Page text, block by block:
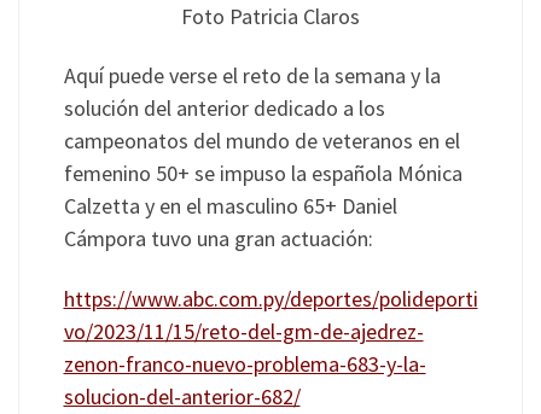
Foto Patricia Claros
Aquí puede verse el reto de la semana y la
solución del anterior dedicado a los
campeonatos del mundo de veteranos en el
femenino 50+ se impuso la española Mónica
Calzetta y en el masculino 65+ Daniel
Cámpora tuvo una gran actuación:
https://www.abc.com.py/deportes/polideporti
vo/2023/11/15/reto-del-gm-de-ajedrez-
zenon-franco-nuevo-problema-683-y-la-
solucion-del-anterior-682/